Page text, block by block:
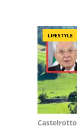
LIFESTYLE
Castelrotto